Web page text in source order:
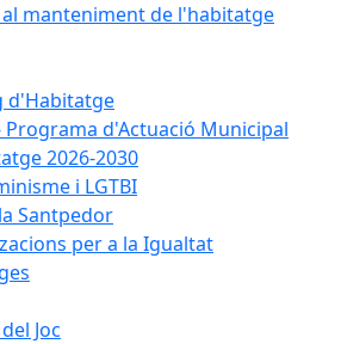
manteniment de l'habitatge
d'Habitatge
Programa d'Actuació Municipal
2026-2030
i LGTBI
Santpedor
per a la Igualtat
Joc